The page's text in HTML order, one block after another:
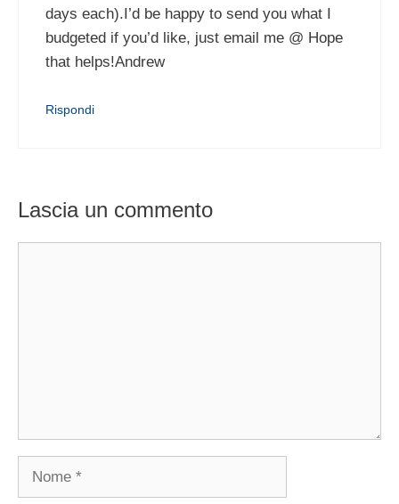
days each).I’d be happy to send you what I
budgeted if you’d like, just email me @ Hope
that helps!Andrew
Rispondi
Lascia un commento
Nome